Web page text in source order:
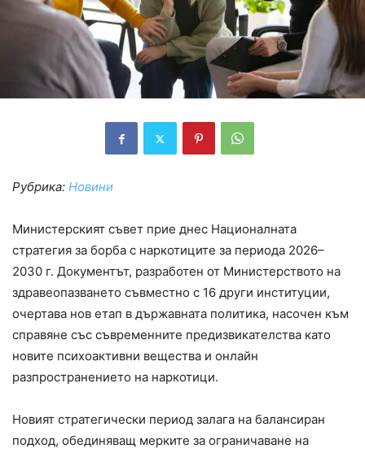
Рубрика: Новини
Министерският съвет прие днес Националната
стратегия за борба с наркотиците за периода 2026–
2030 г. Документът, разработен от Министерството на
здравеопазването съвместно с 16 други институции,
очертава нов етап в държавната политика, насочен към
справяне със съвременните предизвикателства като
новите психоактивни вещества и онлайн
разпространението на наркотици.
Новият стратегически период залага на балансиран
подход, обединяващ мерките за ограничаване на